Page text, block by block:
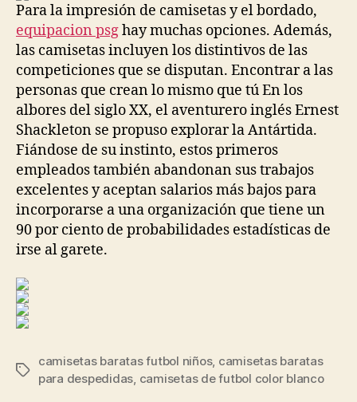
Para la impresión de camisetas y el bordado,
equipacion psghay muchas opciones. Además,
las camisetas incluyen los distintivos de las
competiciones que se disputan. Encontrar a las
personas que crean lo mismo que tú En los
albores del siglo XX, el aventurero inglés Ernest
Shackleton se propuso explorar la Antártida.
Fiándose de su instinto, estos primeros
empleados también abandonan sus trabajos
excelentes y aceptan salarios más bajos para
incorporarse a una organización que tiene un
90 por ciento de probabilidades estadísticas de
irse al garete.
Etiquetas
camisetas baratas futbol niños, camisetas baratas
para despedidas, camisetas de futbol color blanco